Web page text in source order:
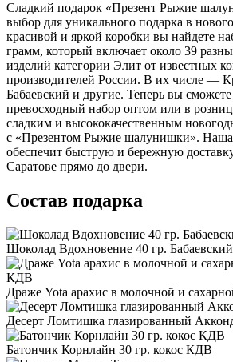
Сладкий подарок «Презент Рыжие
выбор для уникального подарка в
красивой и яркой коробки вы найдете
грамм, который включает около 39
изделий категории Элит от известных
производителей России. В их числе —
Бабаевский и другие. Теперь вы
превосходный набор оптом или в
сладким и высококачественным
с «Презентом Рыжие шалунишки». Наша
обеспечит быструю и бережную
Саратове прямо до двери.
Состав подарка
Шоколад Вдохновение 40 гр. Бабаевский
Драже Yota арахис в молочной и
Десерт Ломтишка глазированный
Батончик Корнлайн 30 гр. кокос КДВ